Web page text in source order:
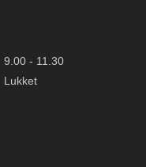
9.00 - 11.30
Lukket